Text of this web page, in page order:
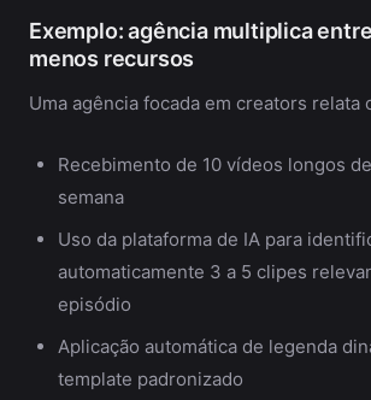
Exemplo: agência multiplica
menos recursos
Uma agência focada em creators relata
Recebimento de 10 vídeos longos
semana
Uso da plataforma de IA para
automaticamente 3 a 5 clipes
episódio
Aplicação automática de legenda
template padronizado